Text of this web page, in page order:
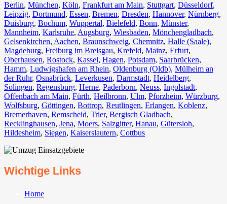
Berlin⁠, München, Köln⁠, Frankfurt am Main, Stuttgart, Düsseldorf,
Leipzig, Dortmund, Essen, Bremen, Dresden, Hannover, Nürnberg,
Duisburg⁠, Bochum, Wuppertal⁠, Bielefeld⁠, Bonn⁠, Münster⁠,
Mannheim, Karlsruhe, Augsburg, Wiesbaden⁠, Mönchengladbach⁠,
Gelsenkirchen⁠, Aachen⁠, Braunschweig, Chemnitz⁠, Halle (Saale)⁠,
Magdeburg, Freiburg im Breisgau⁠, Krefeld⁠, Mainz⁠, Erfurt,
Oberhausen⁠, Rostock⁠, Kassel⁠, Hagen, Potsdam, Saarbrücken⁠,
Hamm, Ludwigshafen am Rhein⁠, Oldenburg (Oldb), Mülheim an
der Ruhr, Osnabrück⁠, Leverkusen, Darmstadt⁠, Heidelberg,
Solingen, Regensburg, Herne⁠, Paderborn, Neuss, Ingolstadt,
Offenbach am Main, Fürth⁠, Heilbronn, Ulm⁠, Pforzheim, Würzburg,
Wolfsburg⁠, Göttingen, Bottrop, Reutlingen, Erlangen⁠, Koblenz,
Bremerhaven⁠, Remscheid, Trier⁠, Bergisch Gladbach,
Recklinghausen, Jena⁠, Moers⁠, Salzgitter⁠, Hanau, Gütersloh,
Hildesheim⁠, Siegen⁠, Kaiserslautern⁠, Cottbus⁠
Wichtige Links
Home